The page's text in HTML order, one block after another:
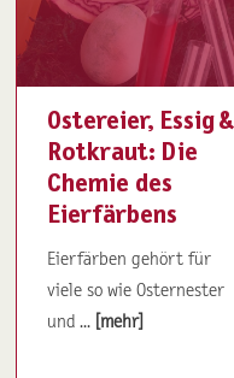
Ostereier, Essig &
Rotkraut: Die
Chemie des
Eierfärbens
Eierfärben gehört für
viele so wie Osternester
und ... [mehr]